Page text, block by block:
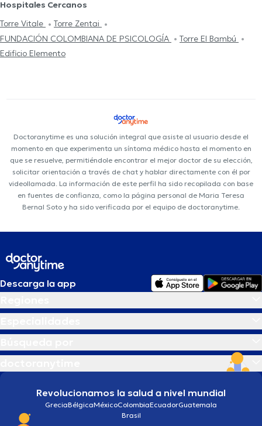
Hospitales Cercanos
Torre Vitale
Torre Zentai
FUNDACIÓN COLOMBIANA DE PSICOLOGÍA
Torre El Bambú
Edificio Elemento
Doctoranytime es una solución integral que asiste al usuario desde el
momento en que experimenta un síntoma médico hasta el momento en
que se resuelve, permitiéndole encontrar el mejor doctor de su elección,
solicitar orientación a través de chat y hablar directamente con él por
videollamada. La información de este perfil ha sido recopilada con base
en fuentes de confianza, como la página personal de Maria Teresa
Bernal Soto y ha sido verificada por el equipo de doctoranytime.
Descarga la app
Revolucionamos la salud a nivel mundial
GreciaBélgicaMéxicoColombiaEcuadorGuatemala
Brasil